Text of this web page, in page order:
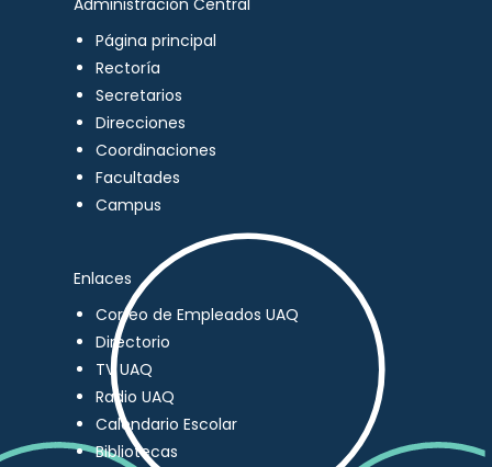
Administración Central
Página principal
Rectoría
Secretarios
Direcciones
Coordinaciones
Facultades
Campus
Enlaces
Correo de Empleados UAQ
Directorio
TV UAQ
Radio UAQ
Calendario Escolar
Bibliotecas